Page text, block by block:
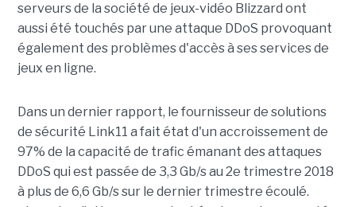
serveurs de la société de jeux-vidéo Blizzard ont
aussi été touchés par une attaque DDoS provoquant
également des problèmes d'accès à ses services de
jeux en ligne.
Dans un dernier rapport, le fournisseur de solutions
de sécurité Link11 a fait état d'un accroissement de
97% de la capacité de trafic émanant des attaques
DDoS qui est passée de 3,3 Gb/s au 2e trimestre 2018
à plus de 6,6 Gb/s sur le dernier trimestre écoulé.